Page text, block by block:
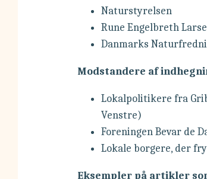
Naturstyrelsen
Rune Engelbreth
Danmarks
Modstandere af
Lokalpolitikere fra
Venstre)
Foreningen Bevar de
Lokale borgere, der
Eksempler på artikler